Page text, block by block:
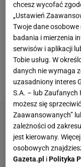
mężczyźni stoją
ran. Jedynie
dostrzec
żołnierze mieli
przestrzeganie
dotyczących
chcesz wycofać
„Ustawień
Twoje dane
badania i mierzenia
serwisów i aplikacji
Tobie usług. W
danych nie wymaga
uzasadniony interes
S.A. – lub Zaufanych
możesz się
Zaawansowanych”
zależności od
jest kierowany.
osobowych
Gazeta.pl iPolityka